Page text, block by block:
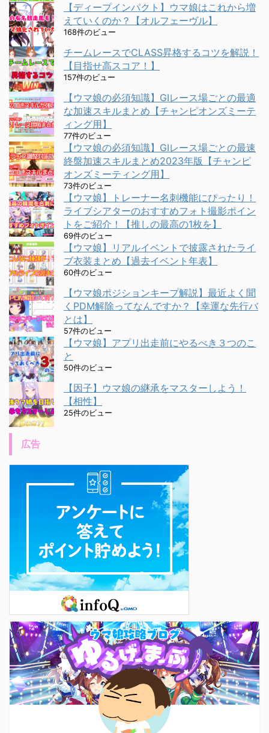
【ディープインパクト】ウマ娘はこれから増
えていくのか？【オルフェーヴル】
168件のビュー
チームレースでCLASS昇格するコツを解説！
【目指せ高スコア！】
157件のビュー
【ウマ娘の必須知識】GⅠレース場ごとの最適
な加速スキルまとめ【チャンピオンズミーテ
ィング用】
77件のビュー
【ウマ娘の必須知識】GⅠレース場ごとの最速
終盤加速スキルまとめ2023年版【チャンピ
オンズミーティング用】
73件のビュー
【ウマ娘】トレーナー名刺機能にぴったり！
ライブシアターのおすすめフォト撮影ポイン
トをご紹介！【推しの最高の1枚を】
69件のビュー
【ウマ娘】リアルイベントで披露されたライ
ブ衣装まとめ【過去イベント年表】
60件のビュー
【ウマ娘ポジションキープ解説】最近よく聞
くPDM解除ってなんですか？【幸運な先行バ
とは】
57件のビュー
【ウマ娘】アプリ出走前にやるべき３つのこ
と
50件のビュー
【因子】ウマ娘の継承をマスターしよう！
【相性】
25件のビュー
広告